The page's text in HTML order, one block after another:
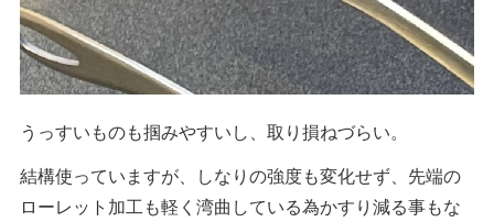
うっすいものも掴みやすいし、取り損ねづらい。
結構使っていますが、しなりの強度も変化せず、先端の
ローレット加工も軽く湾曲している為かすり減る事もな